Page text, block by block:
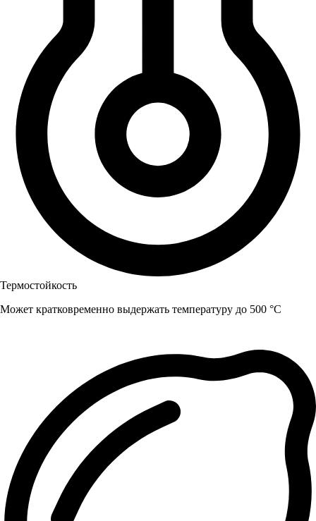
Термостойкость
Может кратковременно выдержать температуру до 500 °C